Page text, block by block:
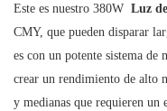
Este es nuestro 380W Luz
CMY, que pueden disparar
es con un potente sistema
crear un rendimiento de alto
y medianas que requieren un